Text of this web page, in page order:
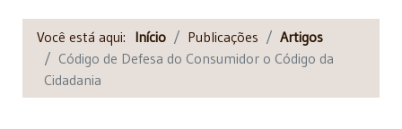
Você está aqui: Início Publicações
Artigos
Código de Defesa do Consumidor o Código da
Cidadania